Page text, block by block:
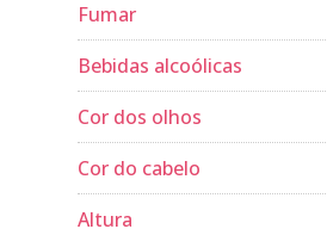
Fumar
Bebidas alcoólicas
Cor dos olhos
Cor do cabelo
Altura